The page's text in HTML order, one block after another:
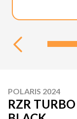
POLARIS 2024
RZR